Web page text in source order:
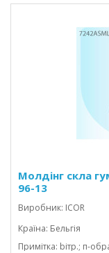
Молдінг скла
96-13
Виробник: ICOR
Країна: Бельгія
Примітка: bітр.; п-